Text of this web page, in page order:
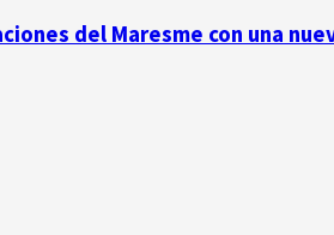
del Maresme con una